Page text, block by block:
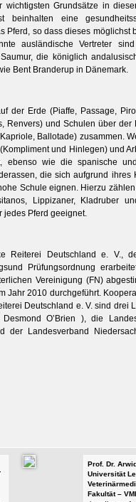
Grundsätze in
beinhalten eine
Pferd, so dass dieses möglichst
ausländische Vertreter
die königlich
Bent Branderup in Dänemark.
der Erde (Piaffe, Passage,
Renvers) und Schulen über der
Ballotade) zusammen.
und Hinlegen) und
ebenso wie die spanische
die sich aufgrund ihres
Schule eignen. Hierzu zählen
Lippizaner, Kladruber
jedes Pferd geeignet.
Reiterei Deutschland e. V.,
Prüfungsordnung
Vereinigung (FN)
Jahr 2010 durchgeführt.
Deutschland e. V. sind drei
O’Brien ), die
der Landesverband
Prof. Dr.
Universität
Fakultät –